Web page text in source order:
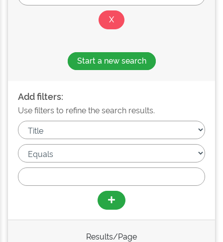
Start a new search
Add filters:
Use filters to refine the search results.
Results/Page